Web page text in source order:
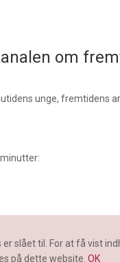
om
unge, fremtidens
slået til. For at få vist
på dette website. OK